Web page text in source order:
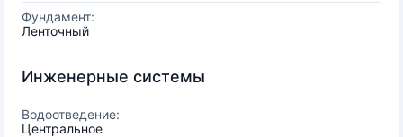
Фундамент:
Ленточный
Инженерные системы
Водоотведение:
Центральное